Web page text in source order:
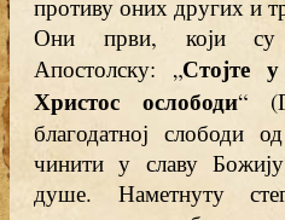
противу оних других и
Они први, који су
Апостолску: „Стојте
Христос ослободи“
благодатној слободи
чинити у славу
душе. Наметнуту